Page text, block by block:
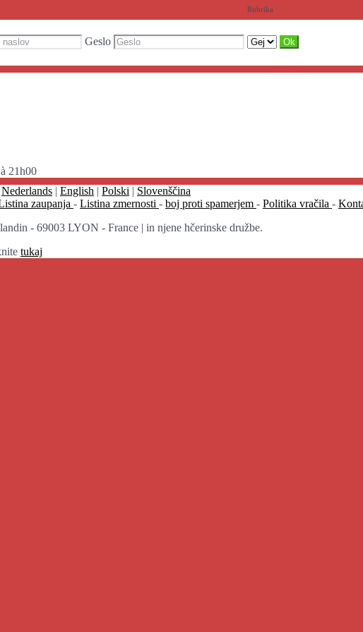
Geslo
Rubrika
21h00
Nederlands | English | Polski | Slovenščina
zaupanja - Listina zmernosti - boj proti spamerjem - Politika vračila -
- 69003 LYON - France | in njene hčerinske družbe.
tukaj